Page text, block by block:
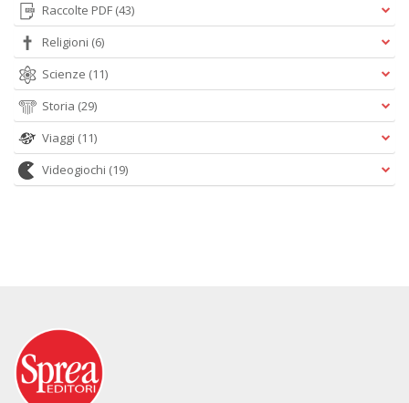
Raccolte PDF (43)
Religioni (6)
Scienze (11)
Storia (29)
Viaggi (11)
Videogiochi (19)